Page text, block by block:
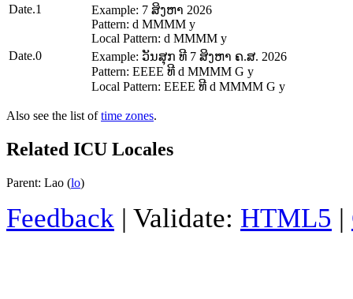
Date.1
Example: 7 ສິງຫາ 2026
Pattern: d MMMM y
Local Pattern: d MMMM y
Date.0
Example: ວັນສຸກ ທີ 7 ສິງຫາ ຄ.ສ. 2026
Pattern: EEEE ທີ d MMMM G y
Local Pattern: EEEE ທີ d MMMM G y
Also see the list oftime zones.
Related ICU Locales
Parent: Lao (lo)
Feedback | Validate: HTML5 |